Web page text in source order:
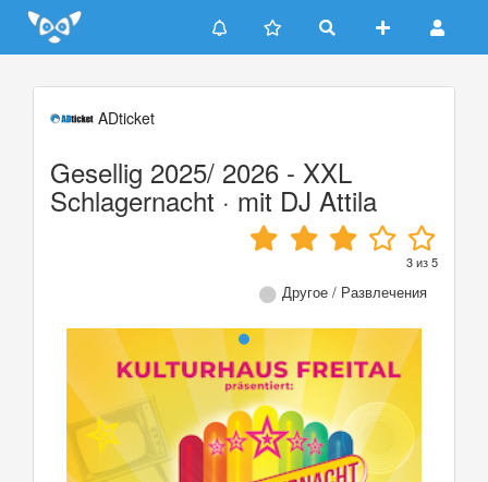
Update cookies preferences
ADticket
Gesellig 2025/ 2026 - XXL
Schlagernacht · mit DJ Attila
3из5
Другое / Развлечения